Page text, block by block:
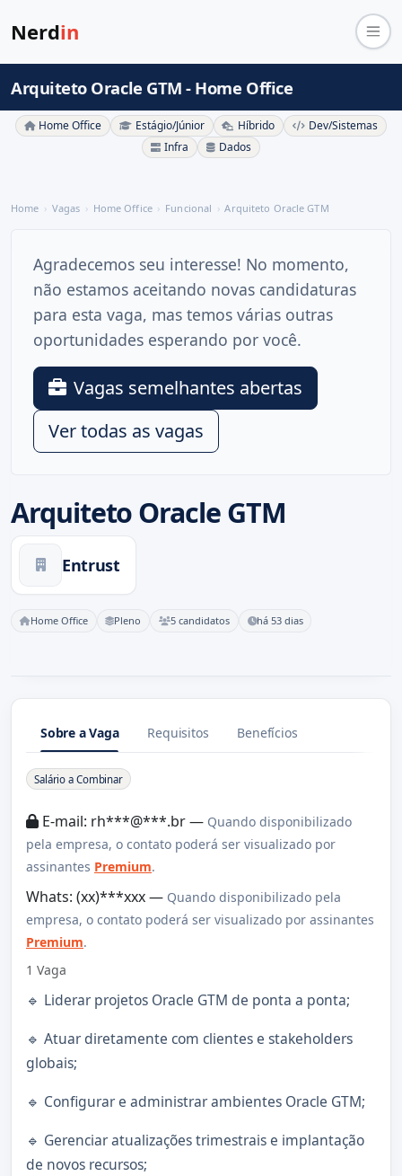
Nerdin
Arquiteto Oracle GTM - Home Office
Home Office Estágio/Júnior Híbrido
Dev/Sistemas
Infra
Dados
Home Vagas Home Office Funcional Arquiteto Oracle GTM
Arquiteto Oracle GTM
Entrust
Home Office Pleno 5 candidatos há 53 dias
Agradecemos seu interesse! No momento,
não estamos aceitando novas candidaturas
para esta vaga, mas temos várias outras
oportunidades esperando por você.
Vagas semelhantes abertas
Ver todas as vagas
Sobre a Vaga Requisitos Benefícios
Sobre a Vaga
Salário a Combinar
E-mail: rh***@***.br — Quando disponibilizado
pela empresa, o contato poderá ser visualizado por
assinantes Premium.
Whats: (xx)***xxx — Quando disponibilizado pela
empresa, o contato poderá ser visualizado por assinantes
Premium.
1 Vaga
🔹 Liderar projetos Oracle GTM de ponta a ponta;
🔹 Atuar diretamente com clientes e stakeholders
globais;
🔹 Configurar e administrar ambientes Oracle GTM;
🔹 Gerenciar atualizações trimestrais e implantação
de novos recursos;